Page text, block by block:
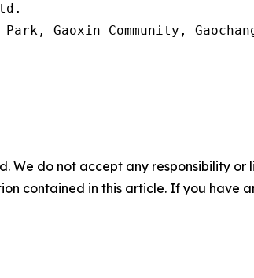
Gaoxin Community,
We do not accept any responsibility
contained in this article. If you have